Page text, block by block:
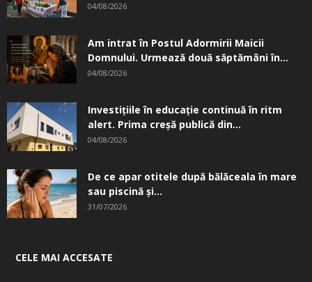
04/08/2026
Am intrat în Postul Adormirii Maicii
Domnului. Urmează două săptămâni în...
04/08/2026
Investițiile în educație continuă în ritm
alert. Prima creşă publică din...
04/08/2026
De ce apar otitele după bălăceala în mare
sau piscină și...
31/07/2026
CELE MAI ACCESATE